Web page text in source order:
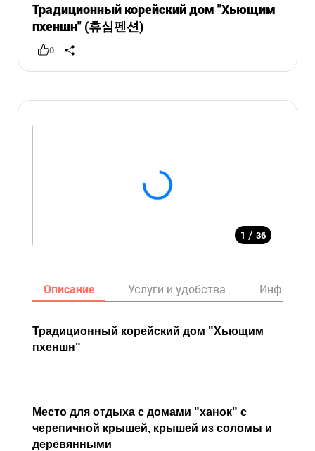
Традиционный корейский дом "Хьющим
пхеншн" (휴심펜션)
0
1 / 36
Описание Услуги и удобства
Традиционный корейский дом "Хьющим
пхеншн"
Место для отдыха с домами "ханок" с
черепичной крышей, крышей из соломы и
деревянными